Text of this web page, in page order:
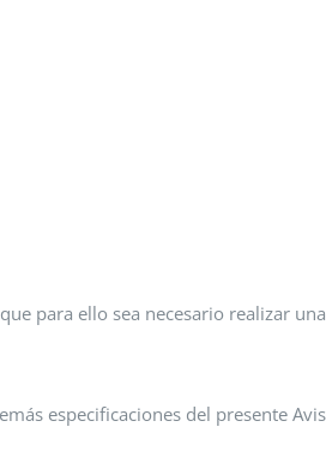
para ello sea necesario realizar
especificaciones del presente